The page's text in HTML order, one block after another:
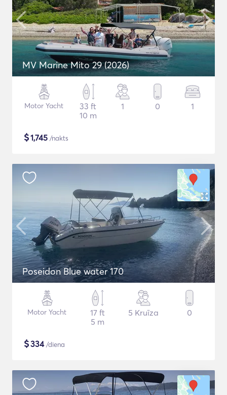
MV Marine Mito 29 (2026)
Motor Yacht
33 ft
10 m
1 0 1
$1,745 /nakts
Poseidon Blue water 170
Motor Yacht
17 ft
5 m
5 Kruīza 0
$334/diena